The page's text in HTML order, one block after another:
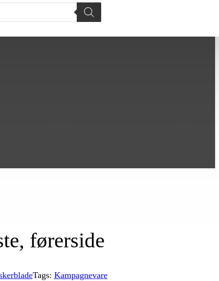
førerside
Tags: Kampagnevare